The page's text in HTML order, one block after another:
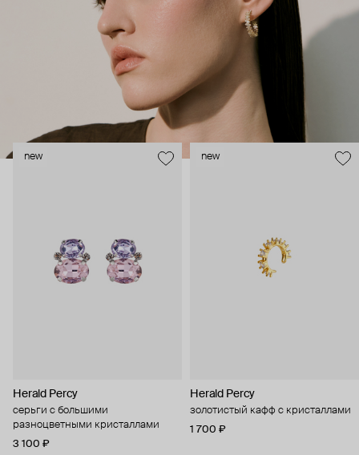
new
Herald Percy
серьги с большими
разноцветными кристаллами
3 100 ₽
new
Herald Percy
золотистый кафф с кристаллами
1 700 ₽